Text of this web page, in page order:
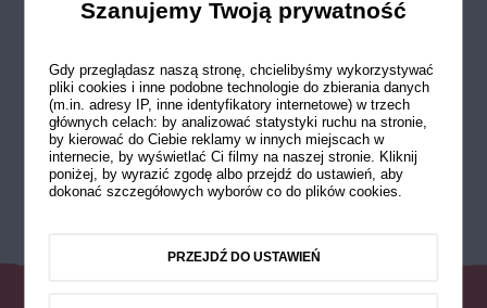
mediach
Szanujemy Twoją prywatność
Gdy przeglądasz naszą stronę, chcielibyśmy wykorzystywać
pliki cookies i inne podobne technologie do zbierania danych
(m.in. adresy IP, inne identyfikatory internetowe) w trzech
głównych celach: by analizować statystyki ruchu na stronie,
by kierować do Ciebie reklamy w innych miejscach w
internecie, by wyświetlać Ci filmy na naszej stronie. Kliknij
poniżej, by wyrazić zgodę albo przejdź do ustawień, aby
dokonać szczegółowych wyborów co do plików cookies.
PRZEJDŹ DO USTAWIEŃ